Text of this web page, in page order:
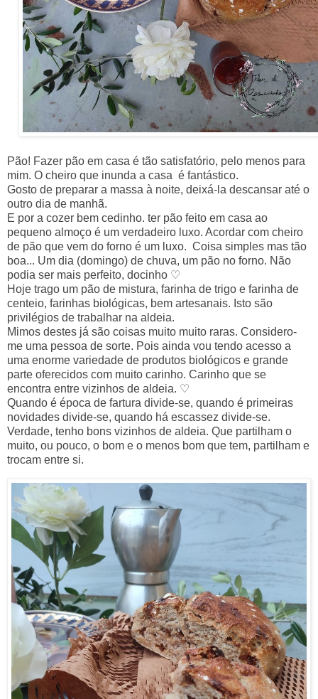
Pão! Fazer pão em casa é tão satisfatório, pelo menos para
mim. O cheiro que inunda a casa é fantástico.
Gosto de preparar a massa à noite, deixá-la descansar até o
outro dia de manhã.
E por a cozer bem cedinho. ter pão feito em casa ao
pequeno almoço é um verdadeiro luxo. Acordar com cheiro
de pão que vem do forno é um luxo. Coisa simples mas tão
boa... Um dia (domingo) de chuva, um pão no forno. Não
podia ser mais perfeito, docinho ♡
Hoje trago um pão de mistura, farinha de trigo e farinha de
centeio, farinhas biológicas, bem artesanais. Isto são
privilégios de trabalhar na aldeia.
Mimos destes já são coisas muito muito raras. Considero-
me uma pessoa de sorte. Pois ainda vou tendo acesso a
uma enorme variedade de produtos biológicos e grande
parte oferecidos com muito carinho. Carinho que se
encontra entre vizinhos de aldeia. ♡
Quando é época de fartura divide-se, quando é primeiras
novidades divide-se, quando há escassez divide-se.
Verdade, tenho bons vizinhos de aldeia. Que partilham o
muito, ou pouco, o bom e o menos bom que tem, partilham e
trocam entre si.